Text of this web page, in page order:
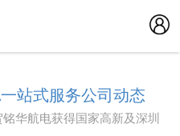
站式服务公司动态
华航电获得国家高新及深圳